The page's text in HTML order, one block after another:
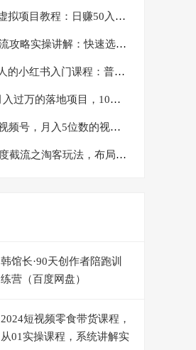
黄岛主淘宝虚拟项目教程：日赚50入门基础班（两节课附配套资料）
2022淘宝截流攻略实操讲解：快速选品+直接复制+快速起店
最适合普通人的小红书入门课程：普通人如何通过做小红书年入50万
公众号5个月入过万的落地项目，10大获客渠道，实测涨粉21万
从0到1玩转视频号，月入5位数的视频号搬运项目，定位+选品+制作+变现全流程
2022最新百度截流之淘客玩法，布局流量一单利润可达300+【视频课程】
韩馆长·90天创作者陪跑训
练营（百度网盘）
2024短视频零食带货课程，
从01实操课程，系统讲解实